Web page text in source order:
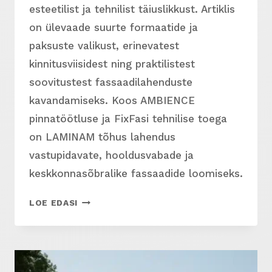
esteetilist ja tehnilist täiuslikkust. Artiklis
on ülevaade suurte formaatide ja
paksuste valikust, erinevatest
kinnitusviisidest ning praktilistest
soovitustest fassaadilahenduste
kavandamiseks. Koos AMBIENCE
pinnatöötluse ja FixFasi tehnilise toega
on LAMINAM tõhus lahendus
vastupidavate, hooldusvabade ja
keskkonnasõbralike fassaadide loomiseks.
LOE EDASI LAMINAM
(KERAAMILISED